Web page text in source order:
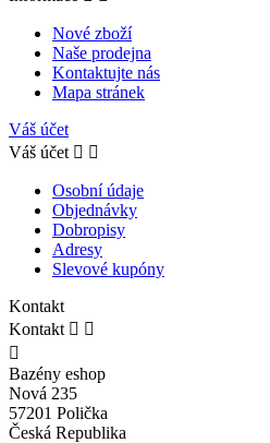
Nové zboží
Naše prodejna
Kontaktujte nás
Mapa stránek
Váš účet
Váš účet  
Osobní údaje
Objednávky
Dobropisy
Adresy
Slevové kupóny
Kontakt
Kontakt  

Bazény eshop
Nová 235
57201 Polička
Česká Republika